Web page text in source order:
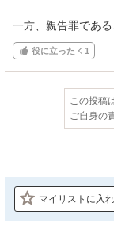
一方、親告罪であ
役に立った 1
この投稿
ご自身の
マイリストに入